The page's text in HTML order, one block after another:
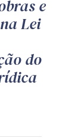
e
Lei
do